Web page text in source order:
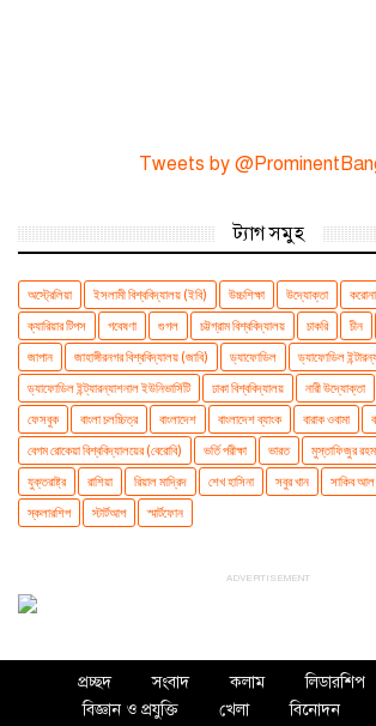
Tweets by
ট্যাগ সমুহ
অস্ট্রেলিয়া ইসলামী বিশ্ববিদ্যালয় (ইবি) উচ্চশিক্ষা উদ্যোক্তা করোনা
ক্যারিয়ার টিপস
গবেষণা গুগল চট্টগ্রাম বিশ্ববিদ্যালয় চাকরি চীন
জাপান
জাহাঙ্গীরনগর বিশ্ববিদ্যালয় (জাবি) ড্যাফোডিল
ড্যাফোডিল
ড্যাফোডিল ইন্ট্যারন্যাশনাল ইউনিভার্সিটি
ঢাকা বিশ্ববিদ্যালয় নারী উদ্যোক্তা
ফেসবুক
বাংলা চলচ্চিত্র বাংলাদেশ বাংলাদেশ ব্যাংক বারাক ওবামা
বেগম রোকেয়া বিশ্ববিদ্যালয়ের (বেরোবি)
ভর্তি পরীক্ষা ভারত মুস্তাফিজুর
যুক্তরাষ্ট্র
রাশিয়া রিয়াল মাদ্রিদ শেখ হাসিনা সবুর খান সাকিব আল
স্কলারশিপ
স্টার্টআপ স্মার্টফোন
ADVERTISEMENT
প্রচ্ছদ সংবাদ কলাম লিডারশিপ
বিজ্ঞান ও প্রযুক্তি
খেলা বিনোদন